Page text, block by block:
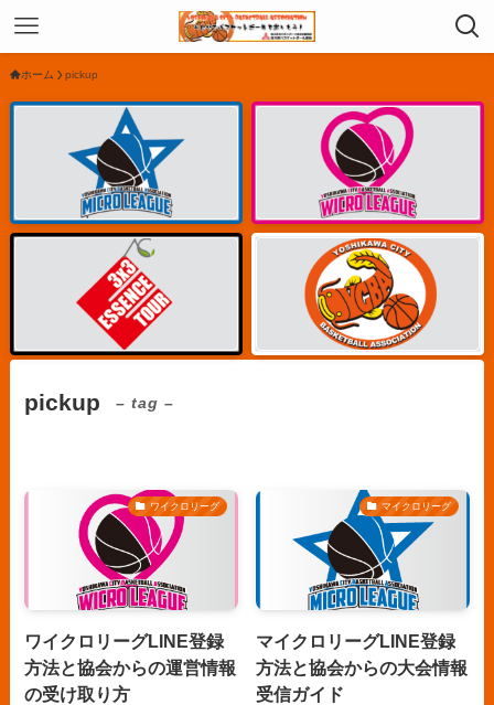
ホーム pickup
pickup – tag –
ワイクロリーグ
ワイクロリーグLINE登録
方法と協会からの運営情報
の受け取り方
マイクロリーグ
マイクロリーグLINE登録
方法と協会からの大会情報
受信ガイド